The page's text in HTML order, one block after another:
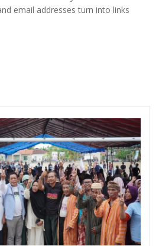
email addresses turn into links